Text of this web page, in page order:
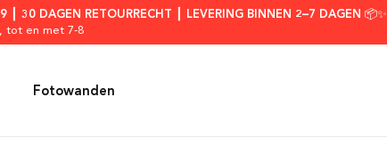
30 DAGEN RETOURRECHT ┃ LEVERING BINNEN 2–7 DAGEN 📦✨
tot en met 7-8
Fotowanden